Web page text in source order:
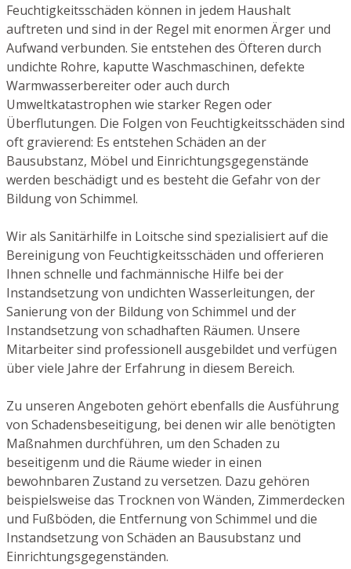
Feuchtigkeitsschäden können in jedem Haushalt
auftreten und sind in der Regel mit enormen Ärger und
Aufwand verbunden. Sie entstehen des Öfteren durch
undichte Rohre, kaputte Waschmaschinen, defekte
Warmwasserbereiter oder auch durch
Umweltkatastrophen wie starker Regen oder
Überflutungen. Die Folgen von Feuchtigkeitsschäden sind
oft gravierend: Es entstehen Schäden an der
Bausubstanz, Möbel und Einrichtungsgegenstände
werden beschädigt und es besteht die Gefahr von der
Bildung von Schimmel.
Wir als Sanitärhilfe in Loitsche sind spezialisiert auf die
Bereinigung von Feuchtigkeitsschäden und offerieren
Ihnen schnelle und fachmännische Hilfe bei der
Instandsetzung von undichten Wasserleitungen, der
Sanierung von der Bildung von Schimmel und der
Instandsetzung von schadhaften Räumen. Unsere
Mitarbeiter sind professionell ausgebildet und verfügen
über viele Jahre der Erfahrung in diesem Bereich.
Zu unseren Angeboten gehört ebenfalls die Ausführung
von Schadensbeseitigung, bei denen wir alle benötigten
Maßnahmen durchführen, um den Schaden zu
beseitigenm und die Räume wieder in einen
bewohnbaren Zustand zu versetzen. Dazu gehören
beispielsweise das Trocknen von Wänden, Zimmerdecken
und Fußböden, die Entfernung von Schimmel und die
Instandsetzung von Schäden an Bausubstanz und
Einrichtungsgegenständen.